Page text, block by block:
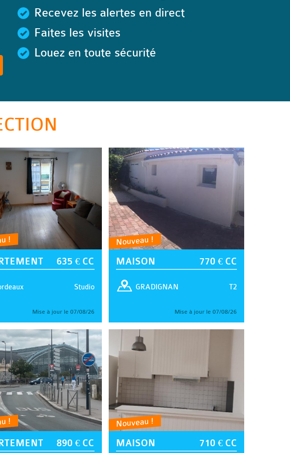
Recevez les alertes en direct
Faites les visites
Louez en toute sécurité
!
635 € CC
Studio
Mise à jour le 07/08/26
Nouveau !
MAISON 770 € CC
T2
GRADIGNAN
Mise à jour le 07/08/26
!
890 € CC
Nouveau !
MAISON 710 € CC